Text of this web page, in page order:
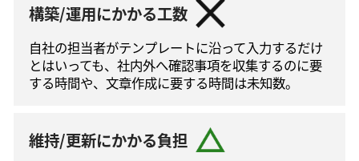
構築/運用にかかる工数
自社の担当者がテンプレートに沿って⼊⼒するだけ
とはいっても、社内外へ確認事項を収集するのに要
する時間や、文章作成に要する時間は未知数。
維持/更新にかかる負担